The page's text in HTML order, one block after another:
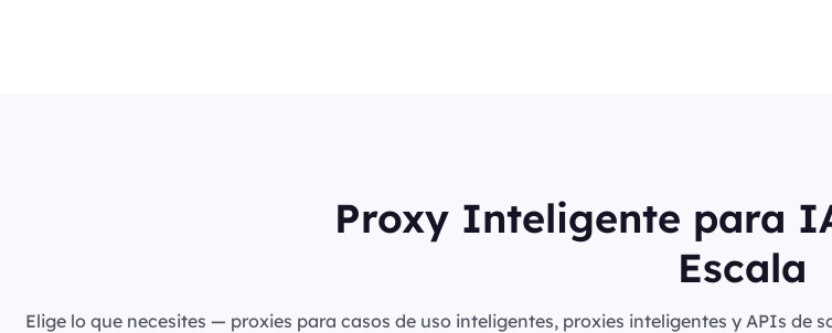
Proxy Inteligente para
Escala
Elige lo que necesites — proxies para casos de uso inteligentes, proxies inteligentes y APIs